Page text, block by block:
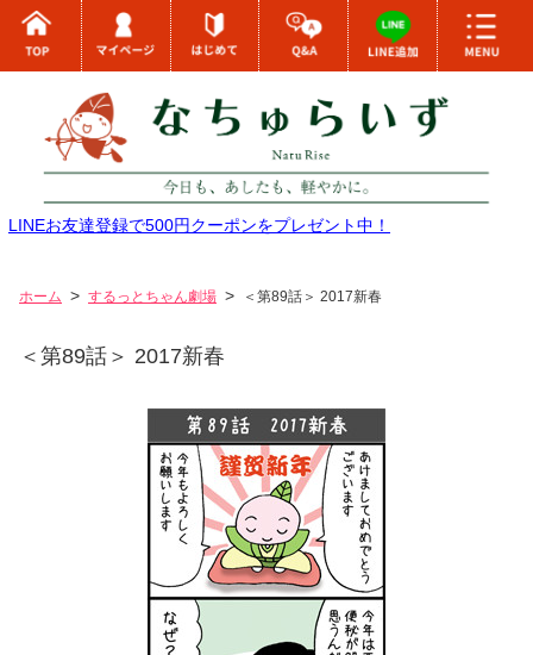
LINEお友達登録で500円クーポンをプレゼント中！
ホーム するっとちゃん劇場 ＜第89話＞ 2017新春
＜第89話＞ 2017新春